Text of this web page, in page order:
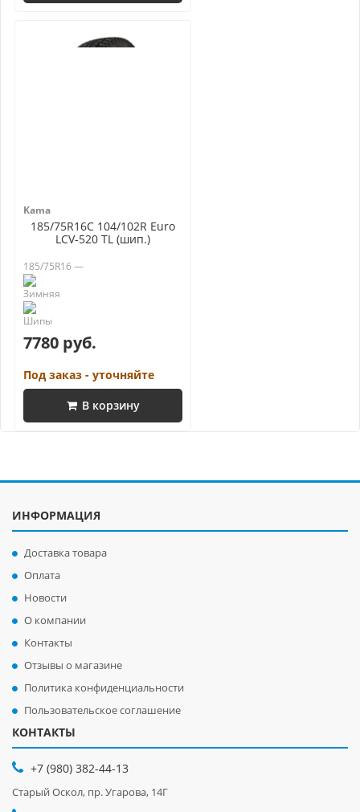
Kama
185/75R16C 104/102R Euro
LCV-520 TL (шип.)
185/75R16 —
7780 руб.
Под заказ - уточняйте
В корзину
ИНФОРМАЦИЯ
Доставка товара
Оплата
Новости
О компании
Контакты
Отзывы о магазине
Политика конфиденциальности
Пользовательское соглашение
КОНТАКТЫ
+7 (980) 382-44-13
Старый Оскол, пр. Угарова, 14Г